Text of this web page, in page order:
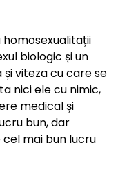
biologic și un
viteza cu care se
nici ele cu nimic,
medical și
bun, dar
mai bun lucru